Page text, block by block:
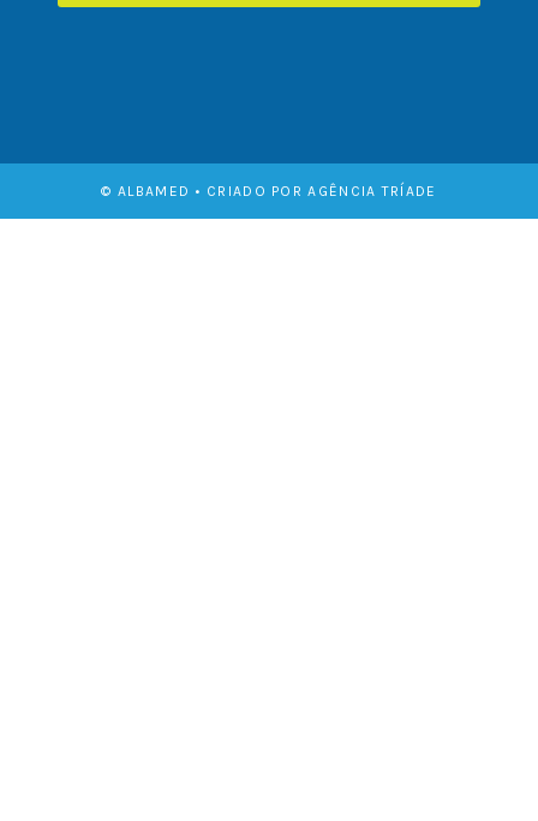
© ALBAMED • CRIADO POR AGÊNCIA TRÍADE